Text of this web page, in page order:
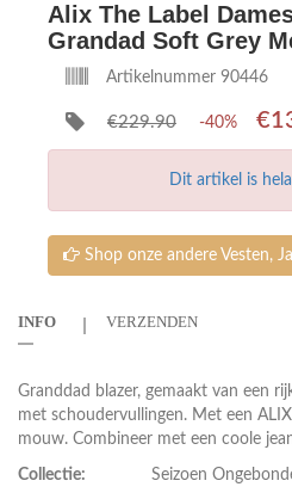
Alix The Label
Grandad Soft Grey
Artikelnummer 90446
€229.90 -40%
Dit artikel is
Shop onze andere Vesten,
INFO VERZENDEN
Granddad blazer, gemaakt van een
met schoudervullingen. Met een
mouw. Combineer met een coole
Collectie: Seizoen